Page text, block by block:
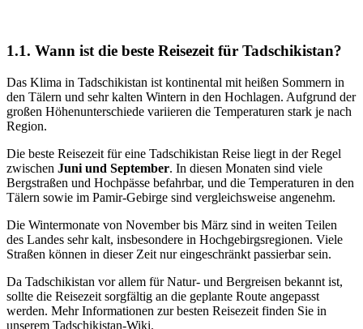
1.1. Wann ist die beste Reisezeit für Tadschikistan?
Das Klima in Tadschikistan ist kontinental mit heißen Sommern in
den Tälern und sehr kalten Wintern in den Hochlagen. Aufgrund der
großen Höhenunterschiede variieren die Temperaturen stark je nach
Region.
Die beste Reisezeit für eine Tadschikistan Reise liegt in der Regel
zwischen Juni und September. In diesen Monaten sind viele
Bergstraßen und Hochpässe befahrbar, und die Temperaturen in den
Tälern sowie im Pamir-Gebirge sind vergleichsweise angenehm.
Die Wintermonate von November bis März sind in weiten Teilen
des Landes sehr kalt, insbesondere in Hochgebirgsregionen. Viele
Straßen können in dieser Zeit nur eingeschränkt passierbar sein.
Da Tadschikistan vor allem für Natur- und Bergreisen bekannt ist,
sollte die Reisezeit sorgfältig an die geplante Route angepasst
werden. Mehr Informationen zur besten Reisezeit finden Sie in
unserem Tadschikistan-Wiki.